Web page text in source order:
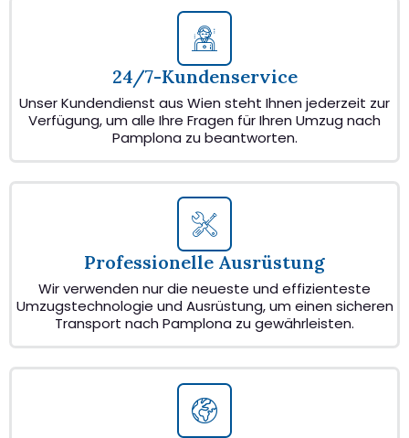
24/7-Kundenservice
Unser Kundendienst aus Wien steht Ihnen jederzeit zur
Verfügung, um alle Ihre Fragen für Ihren Umzug nach
Pamplona zu beantworten.
Professionelle Ausrüstung
Wir verwenden nur die neueste und effizienteste
Umzugstechnologie und Ausrüstung, um einen sicheren
Transport nach Pamplona zu gewährleisten.